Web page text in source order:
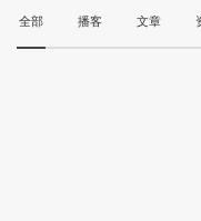
全部 播客 文章